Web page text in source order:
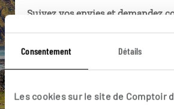
Consentement Détails
Les cookies sur le site de Comptoir
Suivez vos envies et demandez
Ils sauront organiser votre
près de vos envies et de la
connectés en agence, mais